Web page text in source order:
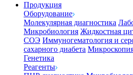
Продукция
Оборудование
Молекулярная диагностика
Микробиология Жидкостная
СОЭ Иммуногематология и
сахарного диабета
Генетика
Реагенты